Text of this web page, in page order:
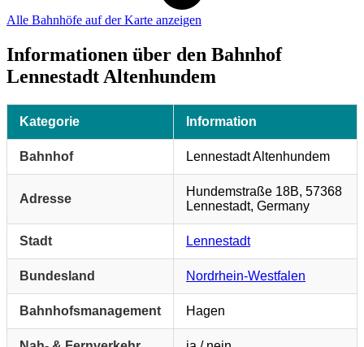
Alle Bahnhöfe auf der Karte anzeigen
Informationen über den Bahnhof
Lennestadt Altenhundem
Kategorie Information
Bahnhof Lennestadt Altenhundem
Adresse
Hundemstraße 18B, 57368
Lennestadt, Germany
Stadt Lennestadt
Bundesland Nordrhein-Westfalen
Bahnhofsmanagement Hagen